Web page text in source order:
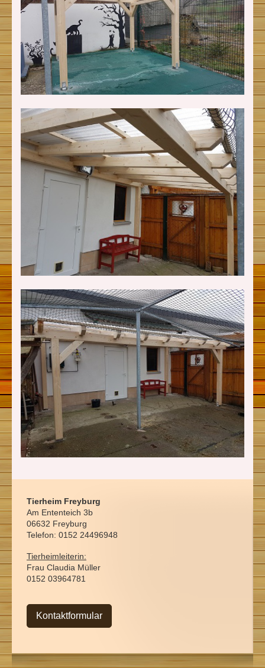
Tierheim Freyburg
Am Ententeich 3b
06632 Freyburg
Telefon: 0152 24496948
Tierheimleiterin:
Frau Claudia Müller
0152 03964781
Kontaktformular